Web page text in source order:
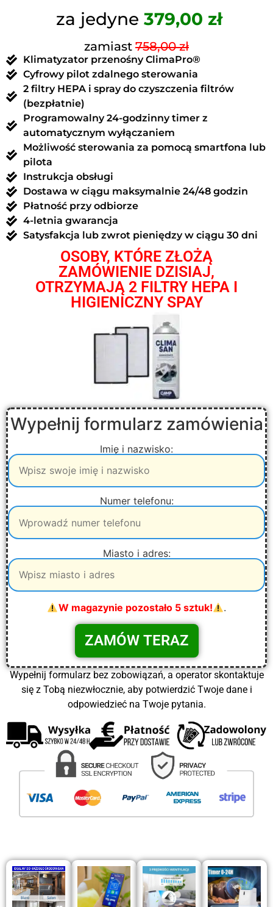
za jedyne 379,00 zł
zamiast 758,00 zł
Klimatyzator przenośny ClimaPro®
Cyfrowy pilot zdalnego sterowania
2 filtry HEPA i spray do czyszczenia filtrów
(bezpłatnie)
Programowalny 24-godzinny timer z
automatycznym wyłączaniem
Możliwość sterowania za pomocą smartfona lub
pilota
Instrukcja obsługi
Dostawa w ciągu maksymalnie 24/48 godzin
Płatność przy odbiorze
4-letnia gwarancja
Satysfakcja lub zwrot pieniędzy w ciągu 30 dni
OSOBY, KTÓRE ZŁOŻĄ
ZAMÓWIENIE DZISIAJ,
OTRZYMAJĄ 2 FILTRY HEPA I
HIGIENICZNY SPAY
Wypełnij formularz zamówienia
Imię i nazwisko:
Numer telefonu:
Miasto i adres:
W magazynie pozostało 5 sztuk! .
Wypełnij formularz bez zobowiązań, a operator skontaktuje
się z Tobą niezwłocznie, aby potwierdzić Twoje dane i
odpowiedzieć na Twoje pytania.